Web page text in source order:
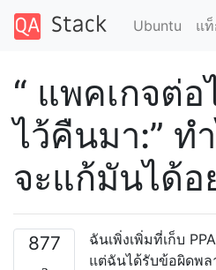
Ubuntu แ
“ แพคเกจต่
ไว้คืนมา:” ท
จะแก้มันได้อ
877
ฉันเพิ่งเพิ่มที่เก็บ
แต่ฉันได้รับข้อผิดพล